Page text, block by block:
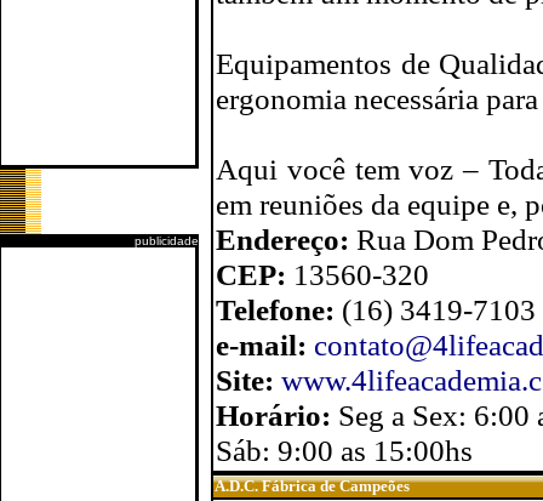
publicidade
Equipamentos de
ergonomia necessária
Aqui você tem voz –
em reuniões da equipe e,
Endereço: Rua Dom
CEP: 13560-320
Telefone: (16) 3419-7103
e-mail:
Site:
Horário: Seg a Sex: 6:00
Sáb: 9:00 as 15:00hs
A.D.C. Fábrica de Campeões